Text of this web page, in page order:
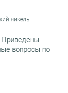
никель
Приведены
вопросы по